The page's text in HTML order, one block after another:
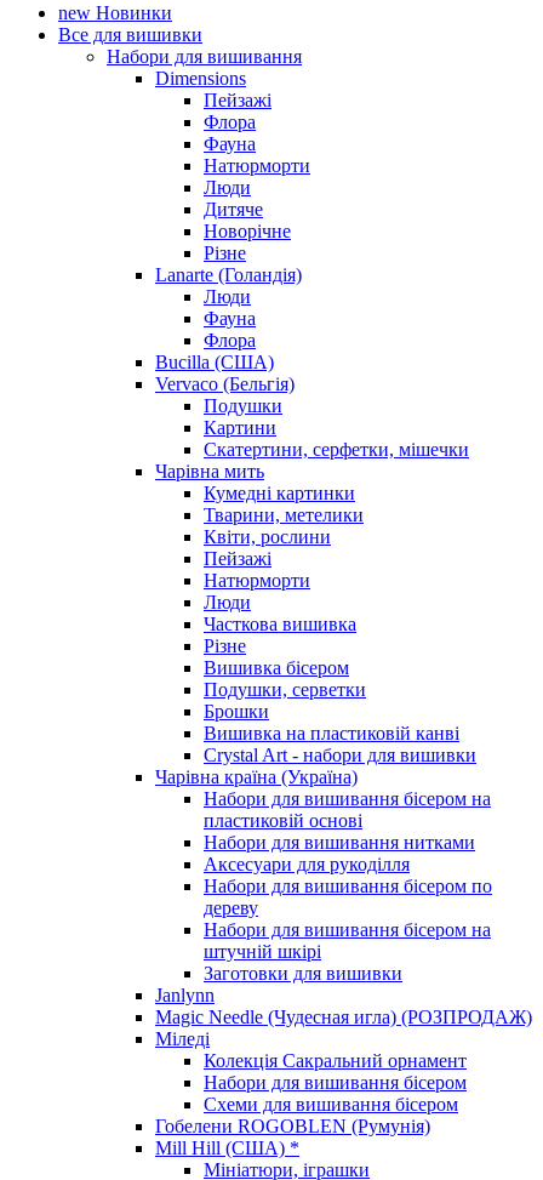
new Новинки
Все для вишивки
Набори для вишивання
Dimensions
Пейзажі
Флора
Фауна
Натюрморти
Люди
Дитяче
Новорічне
Різне
Lanarte (Голандія)
Люди
Фауна
Флора
Bucilla (США)
Vervaco (Бельгія)
Подушки
Картини
Скатертини, серфетки, мішечки
Чарiвна мить
Кумедні картинки
Тварини, метелики
Квіти, рослини
Пейзажі
Натюрморти
Люди
Часткова вишивка
Різне
Вишивка бісером
Подушки, серветки
Брошки
Вишивка на пластиковій канві
Crystal Art - набори для вишивки
Чарівна країна (Україна)
Набори для вишивання бісером на
пластиковій основі
Набори для вишивання нитками
Аксесуари для рукоділля
Набори для вишивання бісером по
дереву
Набори для вишивання бісером на
штучній шкірі
Заготовки для вишивки
Janlynn
Magic Needle (Чудесная игла) (РОЗПРОДАЖ)
Міледі
Колекція Сакральний орнамент
Набори для вишивання бісером
Схеми для вишивання бісером
Гобелени ROGOBLEN (Румунія)
Mill Hill (США) *
Мініатюри, іграшки